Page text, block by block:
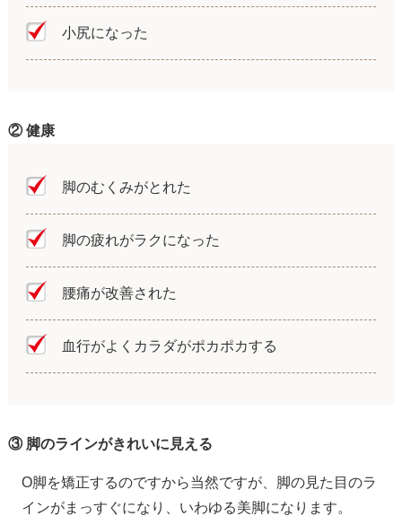
小尻になった
② 健康
脚のむくみがとれた
脚の疲れがラクになった
腰痛が改善された
血行がよくカラダがポカポカする
③ 脚のラインがきれいに見える
O脚を矯正するのですから当然ですが、脚の見た目のラ
インがまっすぐになり、いわゆる美脚になります。